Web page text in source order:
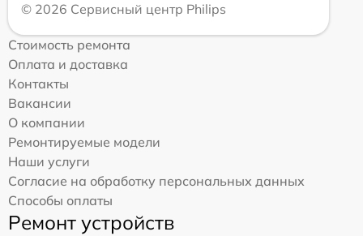
© 2026 Сервисный центр Philips
Стоимость ремонта
Оплата и доставка
Контакты
Вакансии
О компании
Ремонтируемые модели
Наши услуги
Согласие на обработку персональных данных
Способы оплаты
Ремонт устройств